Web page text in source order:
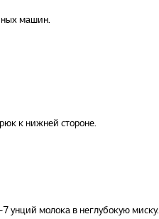
машин.
к нижней стороне.
унций молока в неглубокую миску.